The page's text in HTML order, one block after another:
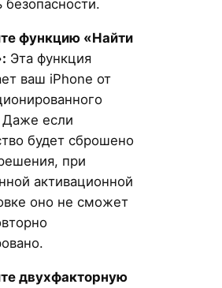
безопасности.
функцию «Найти
Эта функция
ваш iPhone от
Даже если
будет сброшено
при
активационной
оно не сможет
двухфакторную